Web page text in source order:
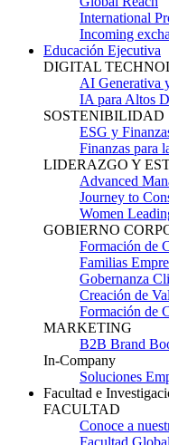
International
Incoming
Educación Ejecutiva
DIGITAL
AI Generativa
IA para Altos
SOSTENIBILIDAD
ESG y
Finanzas para
LIDERAZGO Y
Advanced
Journey to
Women
GOBIERNO
Formación de
Familias
Gobernanza
Creación de
Formación de
MARKETING
B2B Brand
In-Company
Soluciones
Facultad e
FACULTAD
Conoce a
Facultad Global